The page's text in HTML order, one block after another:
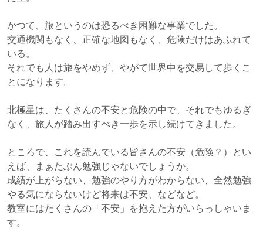
かつて、旅というのは恐るべき困難な事業でした。
交通機関もなく、正確な地図もなく、危険だけはあふれて
いる。
それでも人は旅をやめず、やがて世界中を交易して歩くこ
とになります。
北極星は、たくさんの不安と危険の中で、それでもゆるぎ
なく、旅人が踏み出すべき一歩を示し続けてきました。
ところで、これを読んでいる皆さんの不安（危険？）とい
えば、まぁたぶん勉強じゃないでしょうか。
成績が上がらない、勉強のやり方がわからない、全然勉強
やる気にならないけど将来は不安、などなど。
教室にはたくさんの「不安」を抱えた方がいらっしゃいま
す。